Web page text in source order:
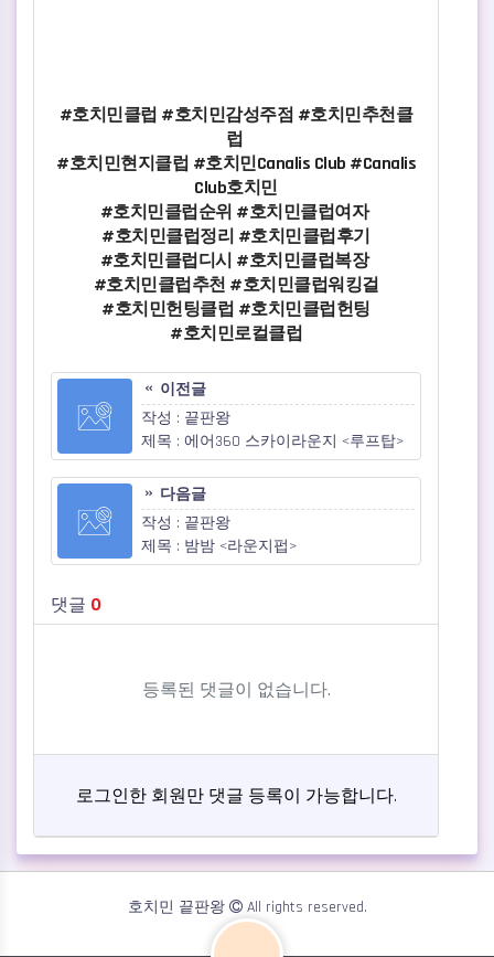
#호치민클럽 #호치민감성주점 #호치민추천클
럽
#호치민현지클럽 #호치민Canalis Club #Canalis
Club호치민
#호치민클럽순위 #호치민클럽여자
#호치민클럽정리 #호치민클럽후기
#호치민클럽디시 #호치민클럽복장
#호치민클럽추천 #호치민클럽워킹걸
#호치민헌팅클럽 #호치민클럽헌팅
#호치민로컬클럽
이전글
작성 : 끝판왕
제목 : 에어360 스카이라운지 <루프탑>
다음글
작성 : 끝판왕
제목 : 밤밤 <라운지펍>
댓글 0
등록된 댓글이 없습니다.
로그인한 회원만 댓글 등록이 가능합니다.
호치민 끝판왕 All rights reserved.